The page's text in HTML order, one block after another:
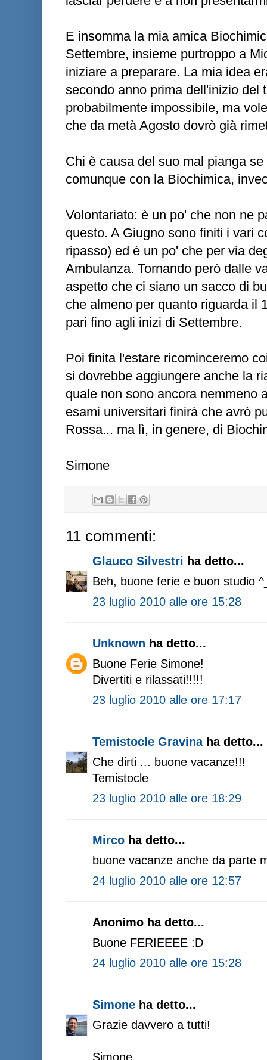
E insomma la mia amica
Settembre, insieme purtroppo a
iniziare a preparare. La mia idea
secondo anno prima dell'inizio del
probabilmente impossibile, ma
che da metà Agosto dovrò già
Chi è causa del suo mal pianga
comunque con la Biochimica,
Volontariato: è un po' che non ne
questo. A Giugno sono finiti i vari
ripasso) ed è un po' che per via
Ambulanza. Tornando però dalle
aspetto che ci siano un sacco di
che almeno per quanto riguarda il
pari fino agli inizi di Settembre.
Poi finita l'estare ricominceremo
si dovrebbe aggiungere anche la
quale non sono ancora nemmeno
esami universitari finirà che avrò
Rossa... ma lì, in genere, di
Simone
11 commenti:
Glauco Silvestri ha detto...
Beh, buone ferie e buon studio
23 luglio 2010 alle ore 15:28
Unknown ha detto...
Buone Ferie Simone!
Divertiti e rilassati!!!!!
23 luglio 2010 alle ore 17:17
Temistocle Gravinaha detto...
Che dirti ... buone vacanze!!!
Temistocle
23 luglio 2010 alle ore 18:29
Mirco ha detto...
buone vacanze anche da parte
24 luglio 2010 alle ore 12:57
Anonimo ha detto...
Buone FERIEEEE :D
24 luglio 2010 alle ore 15:28
Simone ha detto...
Grazie davvero a tutti!
Simone